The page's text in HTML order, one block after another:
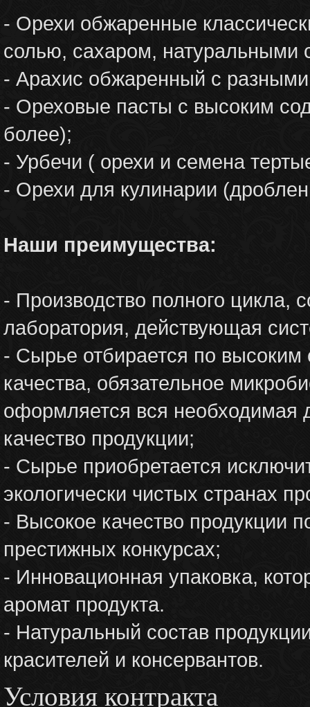
- Орехи обжаренные
солью, сахаром, натуральными
- Арахис обжаренный с
- Ореховые пасты с высоким
более);
- Урбечи ( орехи и семена
- Орехи для кулинарии
Наши преимущества:
- Производство полного цикла,
лаборатория, действующая
- Сырье отбирается по высоким
качества, обязательное
оформляется вся
качество продукции;
- Сырье приобретается
экологически чистых странах
- Высокое качество продукции
престижных конкурсах;
- Инновационная упаковка,
аромат продукта.
- Натуральный состав
красителей и консервантов.
Условия контракта